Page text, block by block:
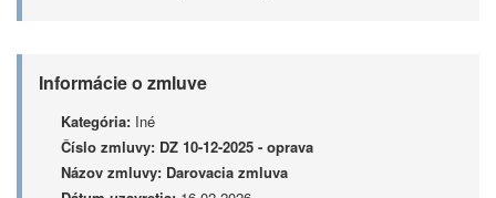
Informácie o zmluve
Kategória: Iné
Číslo zmluvy: DZ 10-12-2025 - oprava
Názov zmluvy: Darovacia zmluva